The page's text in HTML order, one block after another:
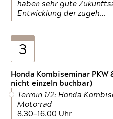
haben sehr gute
Entwicklung der zugeh…
3
Honda Kombiseminar
nicht einzeln buchbar)
Termin 1/2: Honda
Motorrad
8.30—16.00 Uhr